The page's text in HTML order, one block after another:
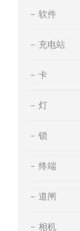
软件
充电站
卡
灯
锁
终端
道闸
相机